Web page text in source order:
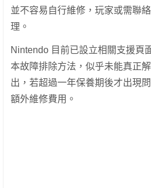
並不容易自行維修，玩家或需聯
理。
Nintendo 目前已設立相關支援頁
本故障排除方法，似乎未能真正
出，若超過一年保養期後才出現
額外維修費用。